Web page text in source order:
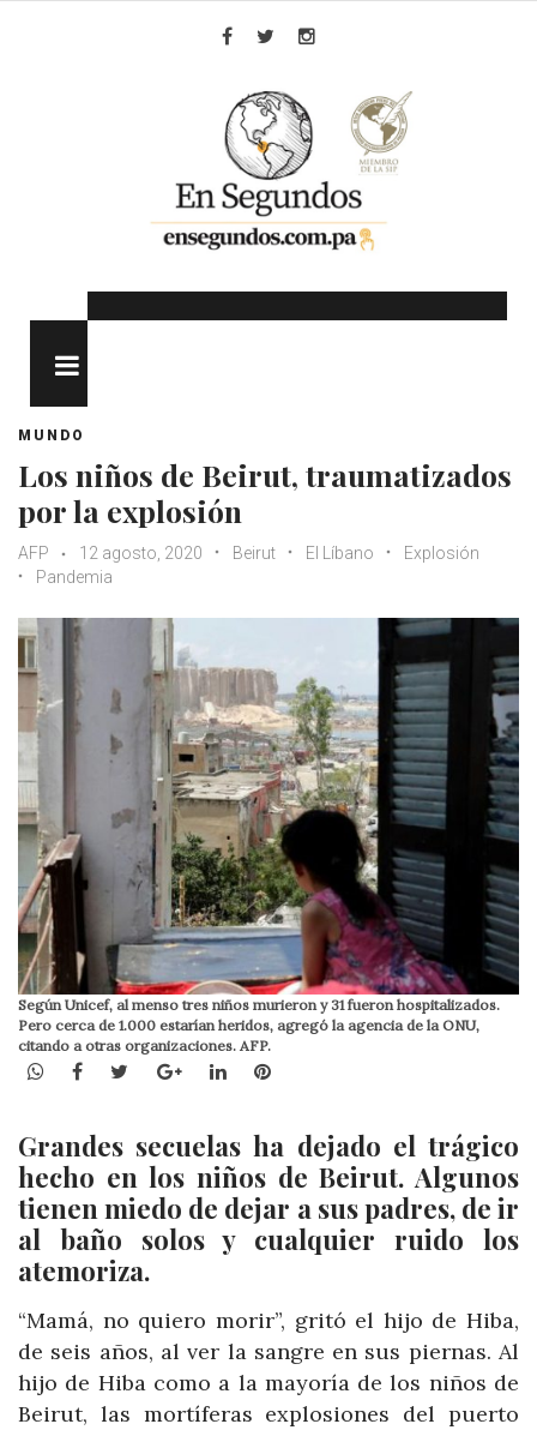
MUNDO
Los niños de Beirut, traumatizados
por la explosión
AFP 12 agosto, 2020 Beirut El Líbano
Explosión
Pandemia
Según Unicef, al menso tres niños murieron y 31 fueron hospitalizados.
Pero cerca de 1.000 estarían heridos, agregó la agencia de la ONU,
citando a otras organizaciones. AFP.
WhatsApp
Facebook
TwitterGoogle+LinkedInPinterest
Grandes secuelas ha dejado el trágico
hecho en los niños de Beirut. Algunos
tienen miedo de dejar a sus padres, de ir
al baño solos y cualquier ruido los
atemoriza.
“Mamá, no quiero morir”, gritó el hijo de Hiba,
de seis años, al ver la sangre en sus piernas. Al
hijo de Hiba como a la mayoría de los niños de
Beirut, las mortíferas explosiones del puerto